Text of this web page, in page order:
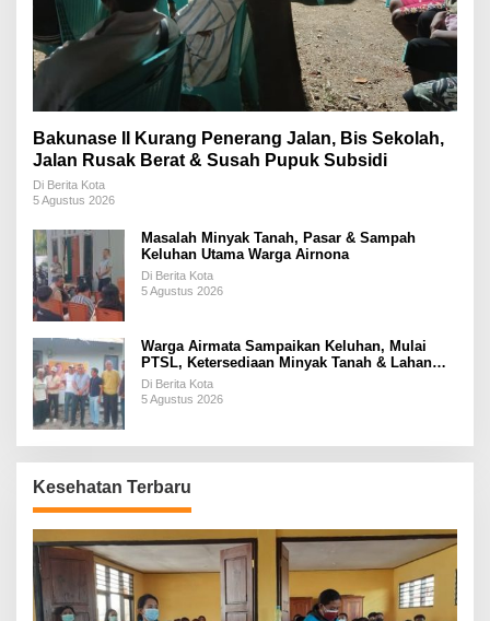
Bakunase II Kurang Penerang Jalan, Bis Sekolah,
Jalan Rusak Berat & Susah Pupuk Subsidi
Di Berita Kota
5 Agustus 2026
Masalah Minyak Tanah, Pasar & Sampah
Keluhan Utama Warga Airnona
Di Berita Kota
5 Agustus 2026
Warga Airmata Sampaikan Keluhan, Mulai
PTSL, Ketersediaan Minyak Tanah & Lahan
Pemakaman
Di Berita Kota
5 Agustus 2026
Kesehatan Terbaru